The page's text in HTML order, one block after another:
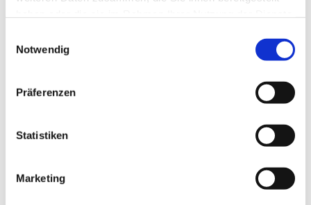
Notwendig
Präferenzen
Statistiken
Marketing